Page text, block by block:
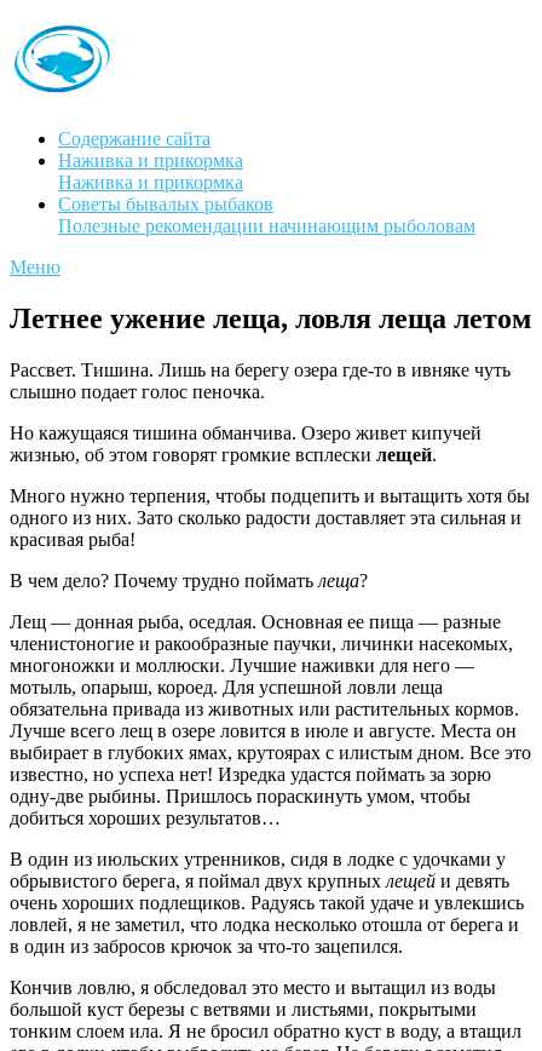
Содержание сайта
Наживка и прикормка
Наживка и прикормка
Советы бывалых рыбаков
Полезные рекомендации начинающим рыболовам
Меню
Летнее ужение леща, ловля леща летом
Рассвет. Тишина. Лишь на берегу озера где-то в ивняке чуть
слышно подает голос пеночка.
Но кажущаяся тишина обманчива. Озеро живет кипучей
жизнью, об этом говорят громкие всплески лещей.
Много нужно терпения, чтобы подцепить и вытащить хотя бы
одного из них. Зато сколько радости доставляет эта сильная и
кра­сивая рыба!
В чем дело? Почему трудно поймать леща?
Лещ — донная рыба, оседлая. Основная ее пища — разные
членистоногие и ракообразные паучки, личинки насекомых,
много­ножки и моллюски. Лучшие наживки для него —
мотыль, опарыш, короед. Для успешной ловли леща
обязательна привада из живот­ных или растительных кормов.
Лучше всего лещ в озере ловится в июле и августе. Места он
выбирает в глубоких ямах, крутоярах с илистым дном. Все это
известно, но успеха нет! Изредка удастся поймать за зорю
одну-две рыбины. Пришлось пораскинуть умом, чтобы
добиться хороших результатов…
В один из июльских утренников, сидя в лодке с удочками у
об­рывистого берега, я поймал двух крупных лещей и девять
очень хороших подлещиков. Радуясь такой удаче и увлекшись
ловлей, я не заметил, что лодка несколько отошла от берега и
в один из забросов крючок за что-то зацепился.
Кончив ловлю, я обследовал это место и вытащил из воды
большой куст березы с ветвями и листьями, покрытыми
тонким слоем ила. Я не бросил обратно куст в воду, а втащил